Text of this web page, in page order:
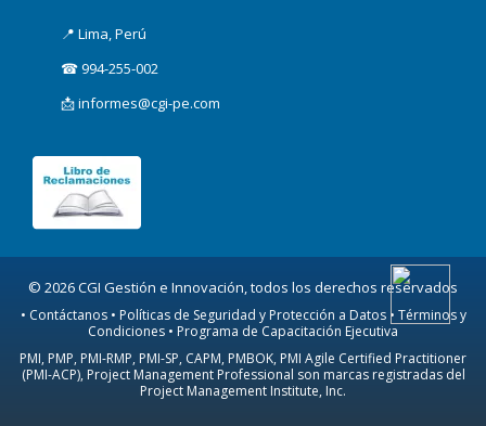
📍 Lima, Perú
☎ 994-255-002
📩 informes@cgi-pe.com
© 2026 CGI Gestión e Innovación, todos los derechos reservados
• Contáctanos • Políticas de Seguridad y Protección a Datos • Términos y
Condiciones • Programa de Capacitación Ejecutiva
PMI, PMP, PMI-RMP, PMI-SP, CAPM, PMBOK, PMI Agile Certified Practitioner
(PMI-ACP), Project Management Professional son marcas registradas del
Project Management Institute, Inc.